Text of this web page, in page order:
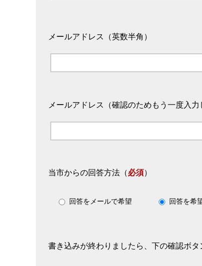
メールアドレス（英数半角）
メールアドレス（確認のためもう一度入力
当市からの回答方法 （必須）
回答をメールで希望 回答を希
書き込みが終わりましたら、下の確認ボタ